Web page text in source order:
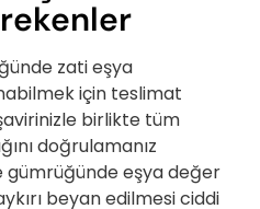
zati eşya
için teslimat
birlikte tüm
doğrulamanız
eşya değer
beyan edilmesi ciddi